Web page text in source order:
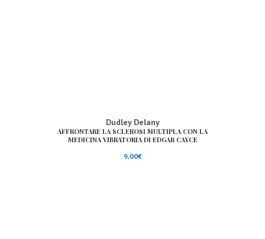
Dudley Delany
AFFRONTARE LA SCLEROSI MULTIPLA CON LA
MEDICINA VIBRATORIA DI EDGAR CAYCE
9,00€